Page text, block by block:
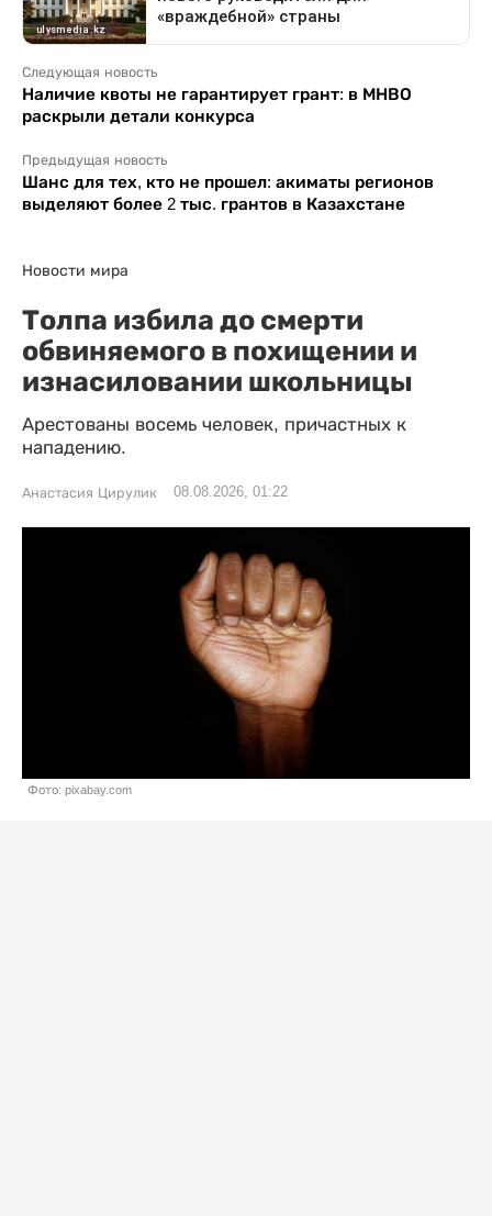
Следующая новость
Наличие квоты не гарантирует грант: в МНВО
раскрыли детали конкурса
Предыдущая новость
Шанс для тех, кто не прошел: акиматы регионов
выделяют более 2 тыс. грантов в Казахстане
Новости мира
Толпа избила до смерти
обвиняемого в похищении и
изнасиловании школьницы
Арестованы восемь человек, причастных к
нападению.
Анастасия Цирулик 08.08.2026, 01:22
Фото: pixabay.com